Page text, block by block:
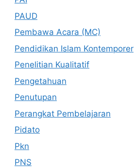
PAUD
Pembawa Acara (MC)
Pendidikan Islam Kontemporer
Penelitian Kualitatif
Pengetahuan
Penutupan
Perangkat Pembelajaran
Pidato
Pkn
PNS